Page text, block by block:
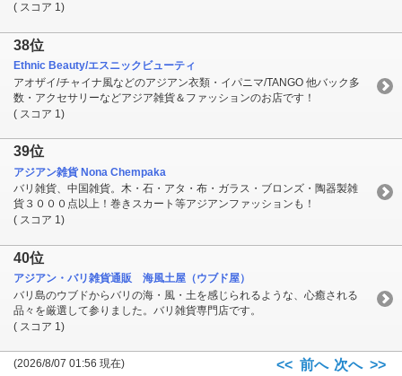
( スコア 1)
38位
Ethnic Beauty/エスニックビューティ
アオザイ/チャイナ風などのアジアン衣類・イパニマ/TANGO 他バック多
数・アクセサリーなどアジア雑貨＆ファッションのお店です！
( スコア 1)
39位
アジアン雑貨 Nona Chempaka
バリ雑貨、中国雑貨。木・石・アタ・布・ガラス・ブロンズ・陶器製雑
貨３０００点以上！巻きスカート等アジアンファッションも！
( スコア 1)
40位
アジアン・バリ雑貨通販 海風土屋（ウブド屋）
バリ島のウブドからバリの海・風・土を感じられるような、心癒される
品々を厳選して参りました。バリ雑貨専門店です。
( スコア 1)
(2026/8/07 01:56 現在) << 前へ 次へ >>